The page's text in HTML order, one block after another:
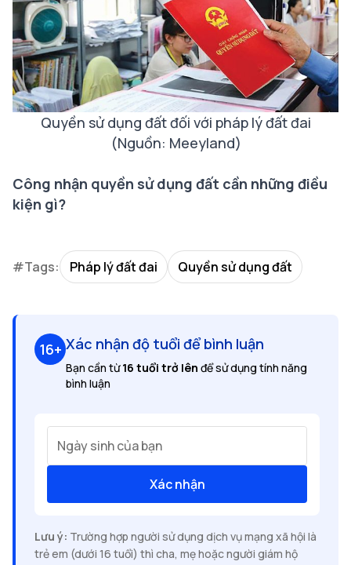
Quyền sử dụng đất đối với pháp lý đất đai
(Nguồn: Meeyland)
Công nhận quyền sử dụng đất cần những điều
kiện gì?
#Tags: Pháp lý đất đai Quyền sử dụng đất
16+ Xác nhận độ tuổi để bình luận
Bạn cần từ16 tuổi trở lên để sử dụng tính năng
bình luận
Ngày sinh của bạn
Xác nhận
Lưu ý: Trường hợp người sử dụng dịch vụ mạng xã hội là
trẻ em (dưới 16 tuổi) thì cha, mẹ hoặc người giám hộ